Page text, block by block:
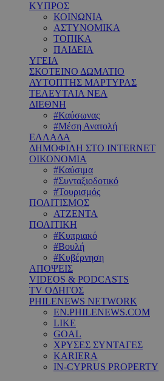
ΚΥΠΡΟΣ
ΚΟΙΝΩΝΙΑ
ΑΣΤΥΝΟΜΙΚΑ
ΤΟΠΙΚΑ
ΠΑΙΔΕΙΑ
ΥΓΕΙΑ
ΣΚΟΤΕΙΝΟ ΔΩΜΑΤΙΟ
ΑΥΤΟΠΤΗΣ ΜΑΡΤΥΡΑΣ
ΤΕΛΕΥΤΑΙΑ ΝΕΑ
ΔΙΕΘΝΗ
#Καύσωνας
#Μέση Ανατολή
ΕΛΛΑΔΑ
ΔΗΜΟΦΙΛΗ ΣΤΟ INTERNET
ΟΙΚΟΝΟΜΙΑ
#Καύσιμα
#Συνταξιοδοτικό
#Τουρισμός
ΠΟΛΙΤΙΣΜΟΣ
ΑΤΖΕΝΤΑ
ΠΟΛΙΤΙΚΗ
#Κυπριακό
#Βουλή
#Κυβέρνηση
ΑΠΟΨΕΙΣ
VIDEOS & PODCASTS
TV ΟΔΗΓΟΣ
PHILENEWS NETWORK
EN.PHILENEWS.COM
LIKE
GOAL
ΧΡΥΣΕΣ ΣΥΝΤΑΓΕΣ
KARIERA
IN-CYPRUS PROPERTY